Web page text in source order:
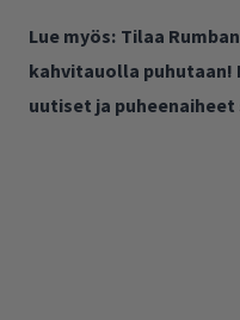
Lue myös: Tilaa
kahvitauolla puhutaan!
uutiset ja